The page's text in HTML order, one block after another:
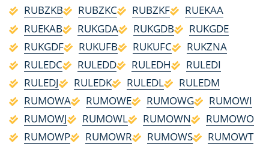
RUBZKB
RUBZKC RUBZKF
RUEKAA
RUEKAB
RUKGDA RUKGDB
RUKGDE
RUKGDF
RUKUFB RUKUFC
RUKZNA
RULEDC
RULEDD RULEDH
RULEDI
RULEDJ
RULEDK RULEDL
RULEDM
RUMOWA
RUMOWE RUMOWG
RUMOWI
RUMOWJ
RUMOWL RUMOWN
RUMOWO
RUMOWP
RUMOWR RUMOWS
RUMOWT